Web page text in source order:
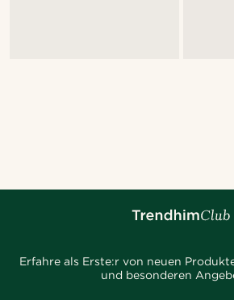
Erfahre als Erste:r von neuen
und besonderen